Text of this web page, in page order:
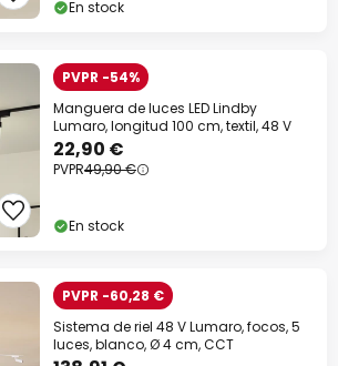
En stock
PVPR -54%
Manguera de luces LED Lindby
Lumaro, longitud 100 cm, textil, 48 V
22,90 €
PVPR49,90 €
En stock
PVPR -60,28 €
Sistema de riel 48 V Lumaro, focos, 5
luces, blanco, Ø 4 cm, CCT